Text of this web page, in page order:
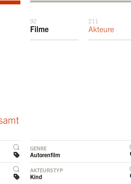
92
Filme
211
Akteure
GENRE
Autorenfilm
AKTEURSTYP
Kind